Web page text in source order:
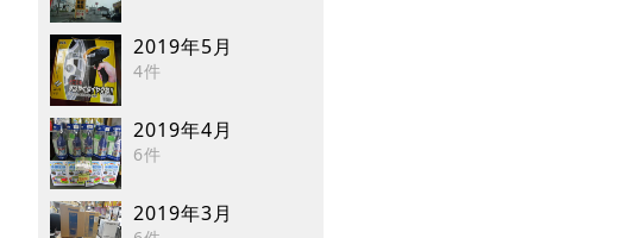
2019年5月
4件
2019年4月
6件
2019年3月